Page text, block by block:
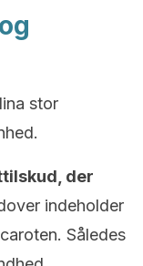
stor
der
indeholder
Således